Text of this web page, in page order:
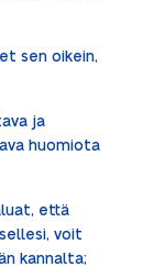
sen oikein,
ja
huomiota
että
voit
kannalta;